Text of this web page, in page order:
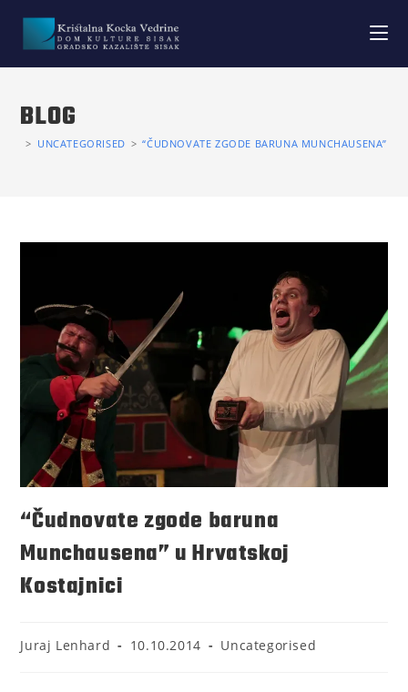
BLOG
> UNCATEGORISED > “ČUDNOVATE ZGODE BARUNA MUNCHAUSENA” U
“Čudnovate zgode baruna
Munchausena” u Hrvatskoj
Kostajnici
Juraj Lenhard 10.10.2014 Uncategorised